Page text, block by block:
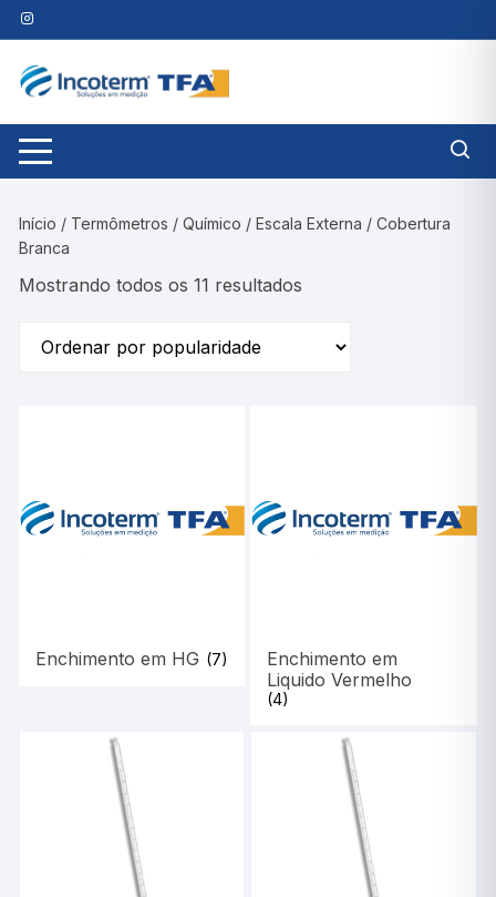
Pular
para
conteúdo
Início / Termômetros /Químico /Escala Externa / Cobertura
Branca
Mostrando todos os 11 resultados
Enchimento em HG (7)
Enchimento em
Liquido Vermelho
(4)